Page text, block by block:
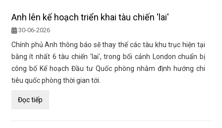
Anh lên kế hoạch triển khai tàu chiến 'lai'
30-06-2026
Chính phủ Anh thông báo sẽ thay thế các tàu khu trục hiện tại
bằng ít nhất 6 tàu chiến 'lai', trong bối cảnh London chuẩn bị
công bố Kế hoạch Đầu tư Quốc phòng nhằm định hướng chi
tiêu quốc phòng thời gian tới.
Đọc tiếp